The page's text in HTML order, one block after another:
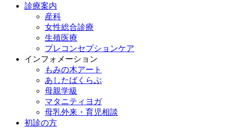
診療案内
産科
女性総合診療
生殖医療
プレコンセプションケア
インフォメーション
もみの木アート
あしたばくらぶ
母親学級
マタニティヨガ
母乳外来・育児相談
初診の方